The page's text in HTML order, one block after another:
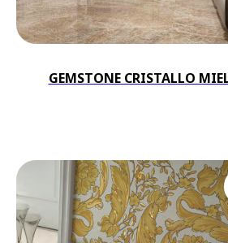
GEMSTONE CRISTALLO